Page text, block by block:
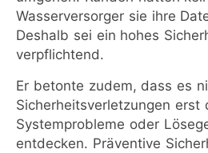
Wasserversorger sie ihre
Deshalb sei ein hohes
verpflichtend.
Er betonte zudem, dass es
Sicherheitsverletzungen erst
Systemprobleme oder
entdecken. Präventive